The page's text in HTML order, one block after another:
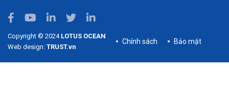
Copyright © 2024 LOTUS OCEAN
Web design: TRUST.vn
Chính sách Bảo mật